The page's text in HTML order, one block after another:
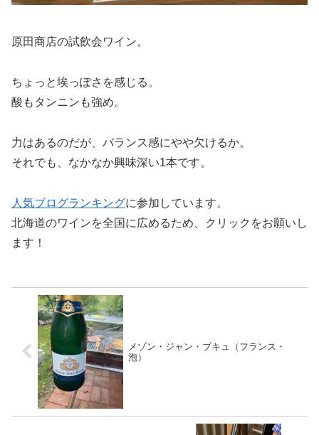
原田商店の試飲会ワイン。
ちょっと埃っぽさを感じる。
酸もタンニンも強め。
力はあるのだが、バランス感にやや欠けるか。
それでも、なかなか興味深い1本です。
‎人気ブログランキング‎‎に参加しています。 ‎
‎北海道のワインを全国に広めるため、クリックをお願いし
ます！‎
メゾン・ジャン・ブキュ（フランス・
泡）